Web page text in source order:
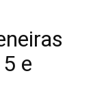
e